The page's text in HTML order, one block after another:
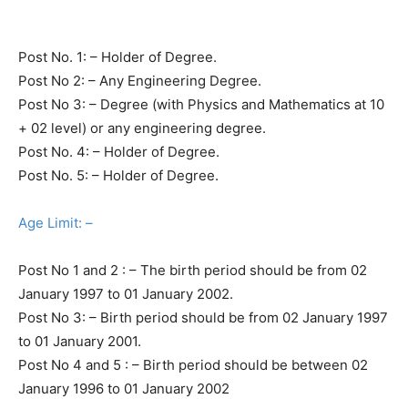
Post No. 1: – Holder of Degree.
Post No 2: – Any Engineering Degree.
Post No 3: – Degree (with Physics and Mathematics at 10
+ 02 level) or any engineering degree.
Post No. 4: – Holder of Degree.
Post No. 5: – Holder of Degree.
Age Limit: –
Post No 1 and 2 : – The birth period should be from 02
January 1997 to 01 January 2002.
Post No 3: – Birth period should be from 02 January 1997
to 01 January 2001.
Post No 4 and 5 : – Birth period should be between 02
January 1996 to 01 January 2002